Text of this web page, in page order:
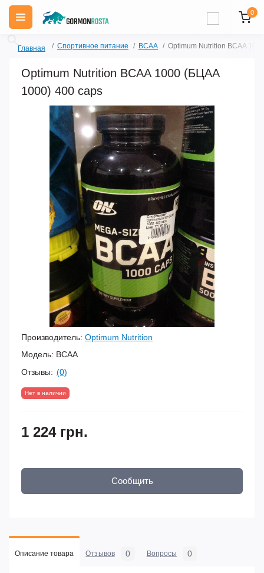
0
Главная Спортивное питание BCAA Optimum Nutrition BCAA
Optimum Nutrition BCAA 1000 (БЦАА
1000) 400 caps
Производитель: Optimum Nutrition
Модель: BCAA
Отзывы: (0)
Нет в наличии
1 224 грн.
Сообщить
Описание товара Отзывов 0 Вопросы 0